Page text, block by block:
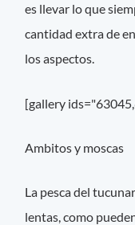
es llevar lo que
cantidad extra de
los aspectos.
[gallery
Ambitos y moscas
La pesca del
lentas, como